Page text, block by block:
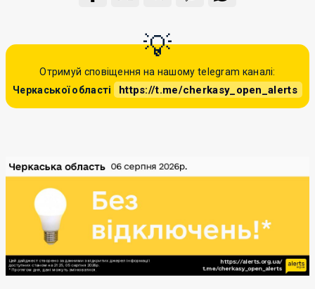
Отримуй сповіщення на нашому telegram каналі:
Черкаської області
https://t.me/cherkasy_open_alerts